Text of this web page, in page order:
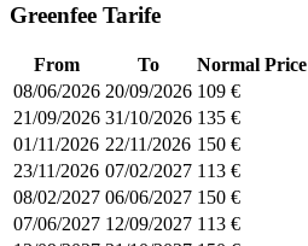
Greenfee Tarife
From To Normal Price
08/06/2026 20/09/2026 109 €
21/09/2026 31/10/2026 135 €
01/11/2026 22/11/2026 150 €
23/11/2026 07/02/2027 113 €
08/02/2027 06/06/2027 150 €
07/06/2027 12/09/2027 113 €